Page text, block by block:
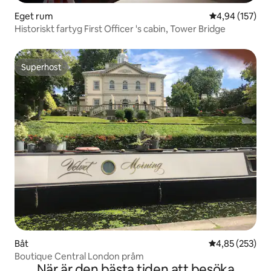
Eget rum 4,94 av 5 i
4,94 (157)
Historiskt fartyg First Officer 's cabin, Tower Bridge
Superhost
Superhost
Båt 4,85 av 5 i
4,85 (253)
Boutique Central London pråm